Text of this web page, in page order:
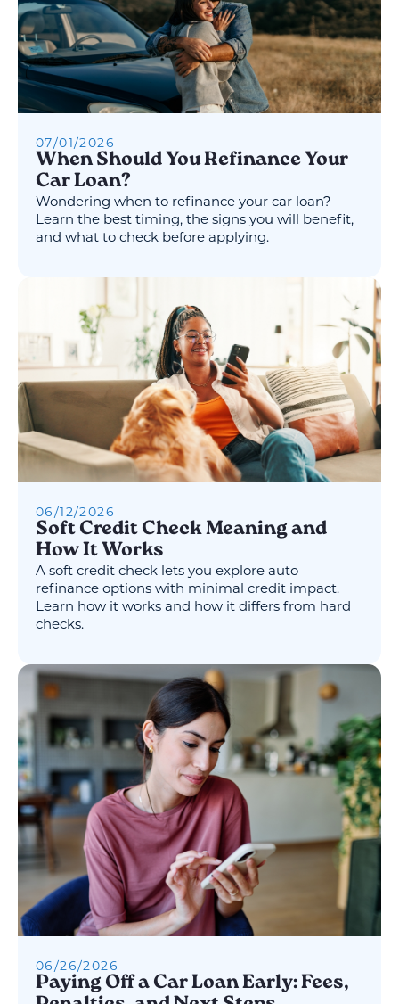
07/01/2026
When Should You Refinance Your
Car Loan?
Wondering when to refinance your car loan?
Learn the best timing, the signs you will benefit,
and what to check before applying.
06/12/2026
Soft Credit Check Meaning and
How It Works
A soft credit check lets you explore auto
refinance options with minimal credit impact.
Learn how it works and how it differs from hard
checks.
06/26/2026
Paying Off a Car Loan Early: Fees,